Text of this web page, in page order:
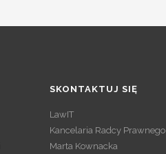
SKONTAKTUJ SIĘ
LawIT
Kancelaria Radcy Prawnego
Marta Kownacka